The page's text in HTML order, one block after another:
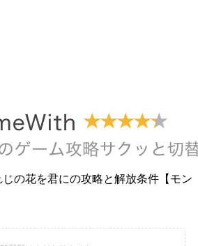
じの花を君にの攻略と解放条件【モン